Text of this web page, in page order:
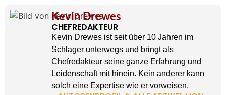
Kevin Drewes
CHEFREDAKTEUR
Kevin Drewes ist seit über 10 Jahren im
Schlager unterwegs und bringt als
Chefredakteur seine ganze Erfahrung und
Leidenschaft mit hinein. Kein anderer kann
solch eine Expertise wie er vorweisen.